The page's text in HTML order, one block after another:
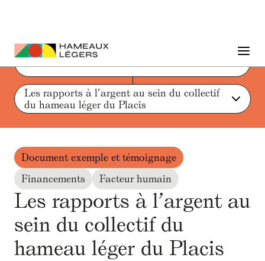
Les rapports à l’argent au sein du collectif
du hameau léger du Placis
Document exemple et témoignage
Financements
Facteur humain
Les rapports à l’argent au
sein du collectif du
hameau léger du Placis